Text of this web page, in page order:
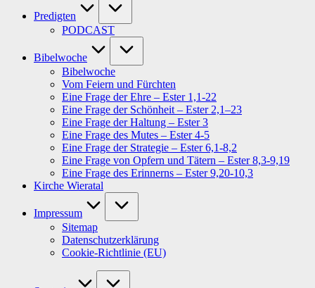
Predigten
PODCAST
Bibelwoche
Bibelwoche
Vom Feiern und Fürchten
Eine Frage der Ehre – Ester 1,1-22
Eine Frage der Schönheit – Ester 2,1–23
Eine Frage der Haltung – Ester 3
Eine Frage des Mutes – Ester 4-5
Eine Frage der Strategie – Ester 6,1-8,2
Eine Frage von Opfern und Tätern – Ester 8,3-9,19
Eine Frage des Erinnerns – Ester 9,20-10,3
Kirche Wieratal
Impressum
Sitemap
Datenschutzerklärung
Cookie-Richtlinie (EU)